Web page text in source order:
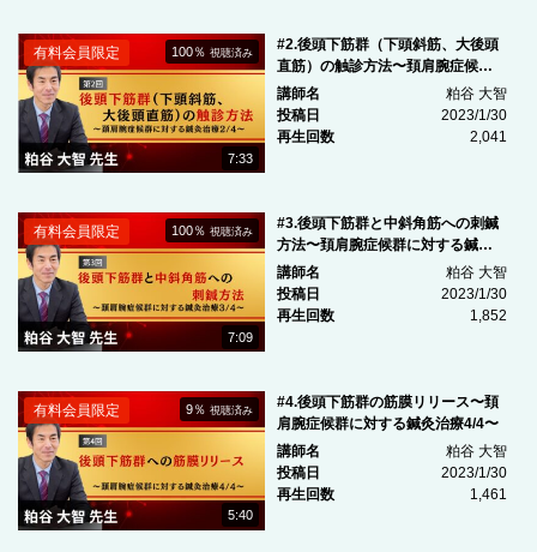
7:33
100％視聴済み
有料会員限定
#2.後頭下筋群（下頭斜筋、大後頭
直筋）の触診方法〜頚肩腕症候群
に対する鍼灸治療2/4〜
講師名
粕谷 大智
投稿日
2023/1/30
再生回数
2,041
7:09
100％視聴済み
有料会員限定
#3.後頭下筋群と中斜角筋への刺鍼
方法〜頚肩腕症候群に対する鍼灸
治療3/4〜
講師名
粕谷 大智
投稿日
2023/1/30
再生回数
1,852
5:40
9％視聴済み
有料会員限定
#4.後頭下筋群の筋膜リリース〜頚
肩腕症候群に対する鍼灸治療4/4〜
講師名
粕谷 大智
投稿日
2023/1/30
再生回数
1,461